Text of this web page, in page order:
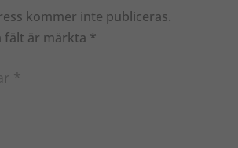
kommer inte publiceras.
fält är märkta *